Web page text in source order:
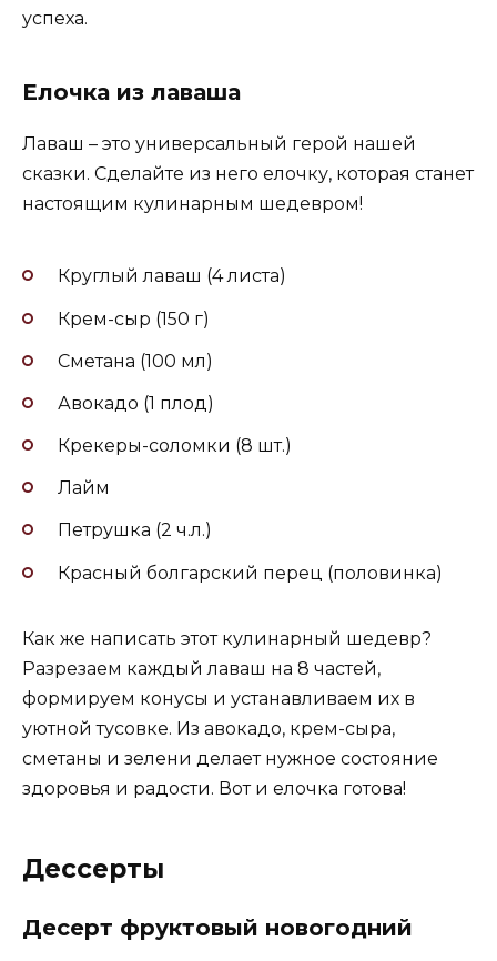
успеха.
Елочка из лаваша
Лаваш – это универсальный герой нашей
сказки. Сделайте из него елочку, которая станет
настоящим кулинарным шедевром!
Круглый лаваш (4 листа)
Крем-сыр (150 г)
Сметана (100 мл)
Авокадо (1 плод)
Крекеры-соломки (8 шт.)
Лайм
Петрушка (2 ч.л.)
Красный болгарский перец (половинка)
Как же написать этот кулинарный шедевр?
Разрезаем каждый лаваш на 8 частей,
формируем конусы и устанавливаем их в
уютной тусовке. Из авокадо, крем-сыра,
сметаны и зелени делает нужное состояние
здоровья и радости. Вот и елочка готова!
Дессерты
Десерт фруктовый новогодний